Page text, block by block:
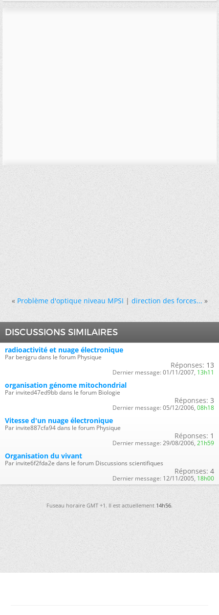
« Problème d'optique niveau MPSI|direction des forces... »
DISCUSSIONS SIMILAIRES
radioactivité et nuage électronique
Par benjgru dans le forum Physique
Réponses: 13
Dernier message: 01/11/2007, 13h11
organisation génome mitochondrial
Par invited47ed9bb dans le forum Biologie
Réponses: 3
Dernier message: 05/12/2006, 08h18
Vitesse d'un nuage électronique
Par invite887cfa94 dans le forum Physique
Réponses: 1
Dernier message: 29/08/2006, 21h59
Organisation du vivant
Par invite6f2fda2e dans le forum Discussions scientifiques
Réponses: 4
Dernier message: 12/11/2005, 18h00
Fuseau horaire GMT +1. Il est actuellement14h56.